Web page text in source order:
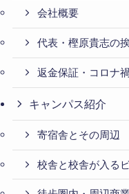
会社概要
代表・樫原貴志の
返金保証・コロナ
キャンパス紹介
寄宿舎とその周辺
校舎と校舎が入る